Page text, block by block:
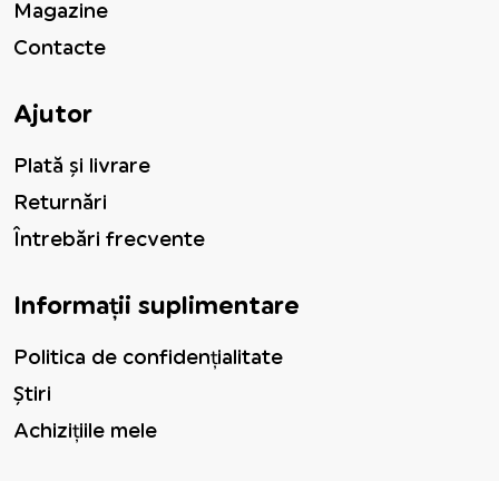
Magazine
Contacte
Ajutor
Plată și livrare
Returnări
Întrebări frecvente
Informații suplimentare
Politica de confidențialitate
Știri
Achizițiile mele